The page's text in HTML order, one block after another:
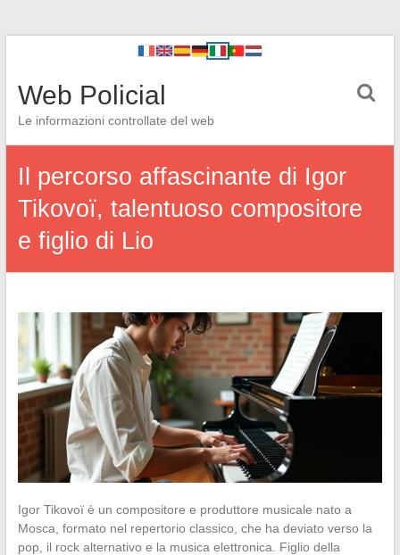
Web Policial
Le informazioni controllate del web
Il percorso affascinante di Igor
Tikovoï, talentuoso compositore
e figlio di Lio
Igor Tikovoï è un compositore e produttore musicale nato a
Mosca, formato nel repertorio classico, che ha deviato verso la
pop, il rock alternativo e la musica elettronica. Figlio della